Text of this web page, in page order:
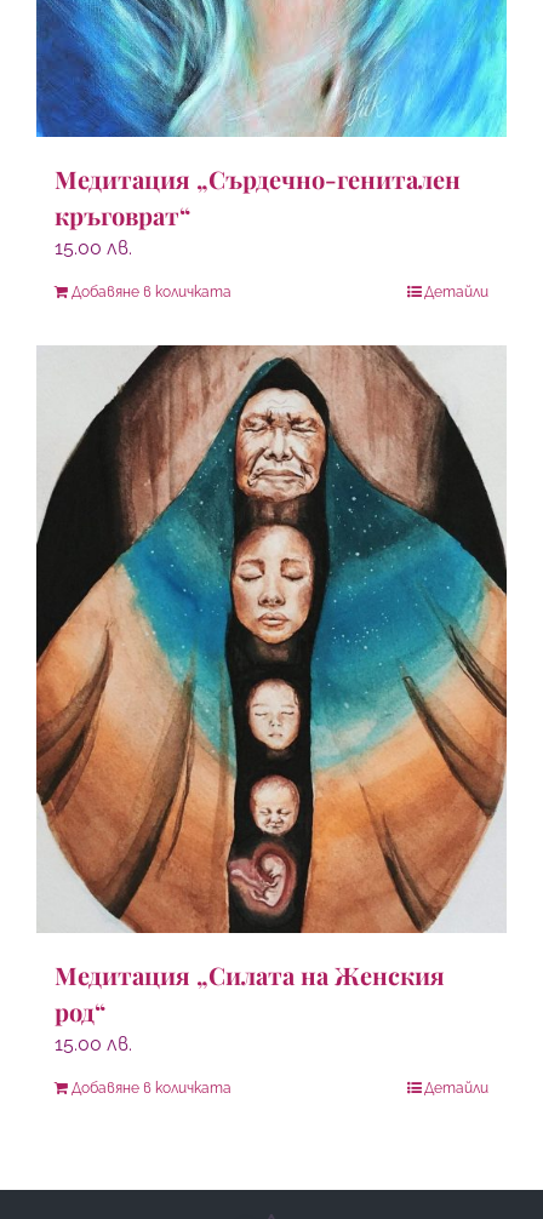
Медитация „Сърдечно-генитален
кръговрат“
15.00 лв.
Добавяне в количката Детайли
Медитация „Силата на Женския
род“
15.00 лв.
Добавяне в количката Детайли